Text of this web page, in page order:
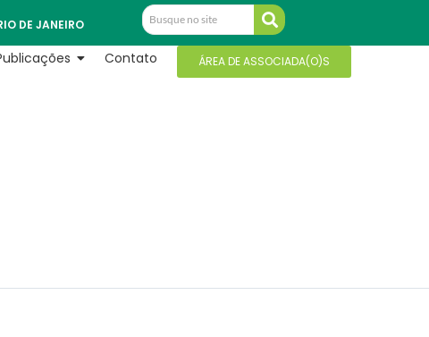
DE JANEIRO
Contato ÁREA DE ASSOCIADA(O)S